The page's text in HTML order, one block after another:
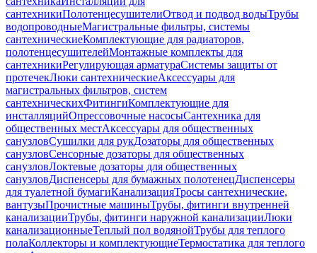
сантехникиПолотенцесушителиОтвод и подвод водыТрубы
водопроводныеМагистральные фильтры, системы
сантехническиеКомплектующие для радиаторов,
полотенцесушителейМонтажные комплекты для
сантехникиРегулирующая арматураСистемы защиты от
протечекЛюки сантехническиеАксессуары для
магистральных фильтров, систем
сантехническихФитингиКомплектующие для
инсталляцийОпрессовочные насосыСантехника для
общественных местАксессуары для общественных
санузловСушилки для рукДозаторы для общественных
санузловСенсорные дозаторы для общественных
санузловЛоктевые дозаторы для общественных
санузловДиспенсеры для бумажных полотенецДиспенсеры
для туалетной бумагиКанализацияТросы сантехнические,
вантузыПрочистные машиныТрубы, фитинги внутренней
канализацииТрубы, фитинги наружной канализацииЛюки
канализационныеТеплый пол водянойТрубы для теплого
полаКоллекторы и комплектующиеТермостатика для теплого